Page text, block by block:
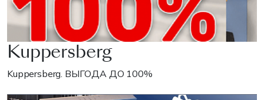
Kuppersberg
Kuppersberg. ВЫГОДА ДО 100%